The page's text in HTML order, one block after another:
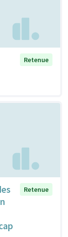
Retenue
Retenue